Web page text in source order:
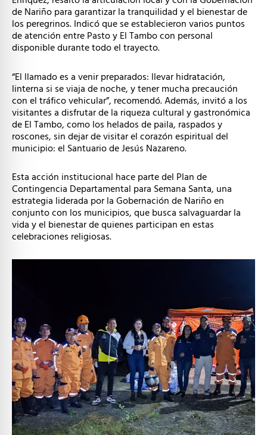
de Nariño para garantizar la tranquilidad y el bienestar de
los peregrinos. Indicó que se establecieron varios puntos
de atención entre Pasto y El Tambo con personal
disponible durante todo el trayecto.
“El llamado es a venir preparados: llevar hidratación,
linterna si se viaja de noche, y tener mucha precaución
con el tráfico vehicular”, recomendó. Además, invitó a los
visitantes a disfrutar de la riqueza cultural y gastronómica
de El Tambo, como los helados de paila, raspados y
roscones, sin dejar de visitar el corazón espiritual del
municipio: el Santuario de Jesús Nazareno.
Esta acción institucional hace parte del Plan de
Contingencia Departamental para Semana Santa, una
estrategia liderada por la Gobernación de Nariño en
conjunto con los municipios, que busca salvaguardar la
vida y el bienestar de quienes participan en estas
celebraciones religiosas.